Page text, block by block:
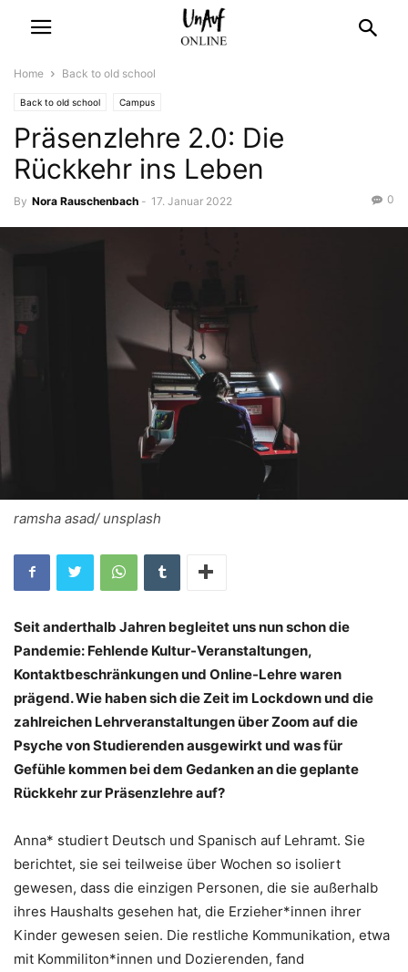
Home Back to old school
Back to old school Campus
Präsenzlehre 2.0: Die
Rückkehr ins Leben
By Nora Rauschenbach - 17. Januar 2022 0
ramsha asad/ unsplash
Seit anderthalb Jahren begleitet uns nun schon die
Pandemie: Fehlende Kultur-Veranstaltungen,
Kontaktbeschränkungen und Online-Lehre waren
prägend. Wie haben sich die Zeit im Lockdown und die
zahlreichen Lehrveranstaltungen über Zoom auf die
Psyche von Studierenden ausgewirkt und was für
Gefühle kommen bei dem Gedanken an die geplante
Rückkehr zur Präsenzlehre auf?
Anna* studiert Deutsch und Spanisch auf Lehramt. Sie
berichtet, sie sei teilweise über Wochen so isoliert
gewesen, dass die einzigen Personen, die sie außerhalb
ihres Haushalts gesehen hat, die Erzieher*innen ihrer
Kinder gewesen seien. Die restliche Kommunikation, etwa
mit Kommiliton*innen und Dozierenden, fand